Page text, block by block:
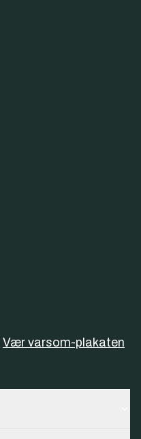
Vær varsom-plakaten